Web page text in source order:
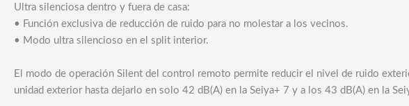
Ultra silenciosa dentro y fuera de casa:
• Función exclusiva de reducción de ruido para no molestar a los vecinos.
• Modo ultra silencioso en el split interior.
El modo de operación Silent del control remoto permite reducir el nivel de ruido
unidad exterior hasta dejarlo en solo 42 dB(A) en la Seiya+ 7 y a los 43 dB(A) en la